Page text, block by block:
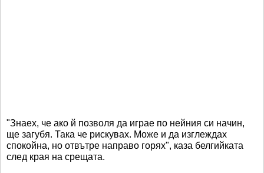
"Знаех, че ако й позволя да играе по нейния си начин,
ще загубя. Така че рискувах. Може и да изглеждах
спокойна, но отвътре направо горях", каза белгийката
след края на срещата.